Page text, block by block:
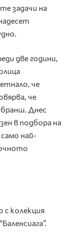
задачи на
две години,
че
че
Днес
в подбора на
най-
колекция